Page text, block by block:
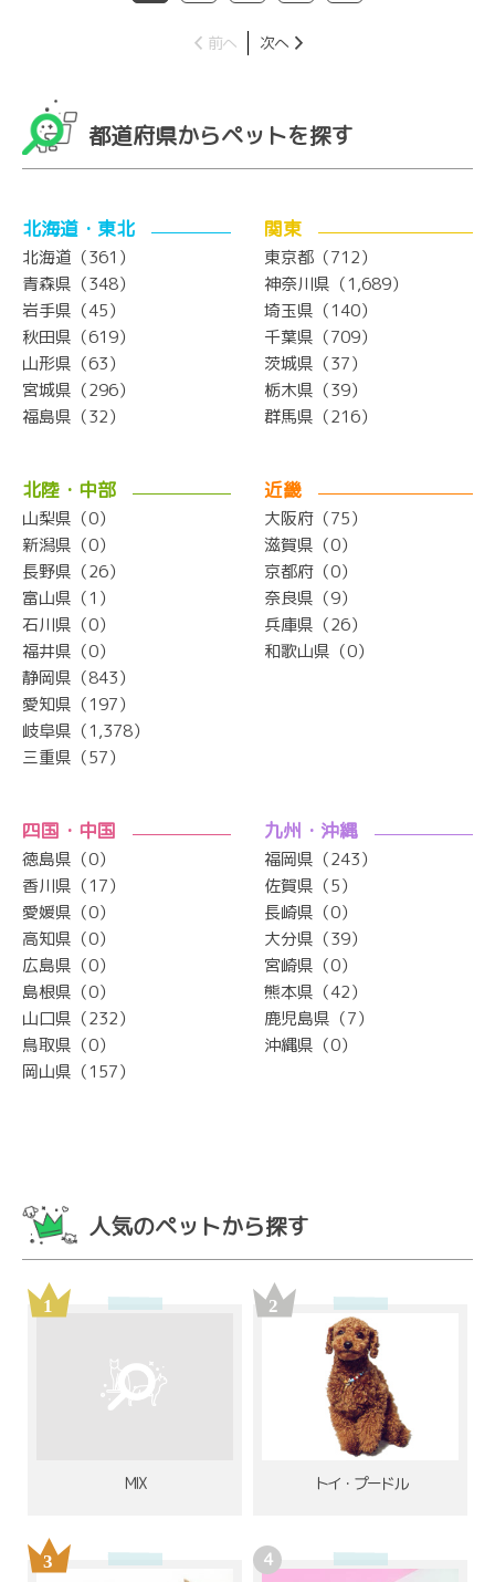
前へ 次へ
都道府県からペットを探す
北海道・東北
北海道（361）
青森県（348）
岩手県（45）
秋田県（619）
山形県（63）
宮城県（296）
福島県（32）
関東
東京都（712）
神奈川県（1,689）
埼玉県（140）
千葉県（709）
茨城県（37）
栃木県（39）
群馬県（216）
北陸・中部
山梨県（0）
新潟県（0）
長野県（26）
富山県（1）
石川県（0）
福井県（0）
静岡県（843）
愛知県（197）
岐阜県（1,378）
三重県（57）
近畿
大阪府（75）
滋賀県（0）
京都府（0）
奈良県（9）
兵庫県（26）
和歌山県（0）
四国・中国
徳島県（0）
香川県（17）
愛媛県（0）
高知県（0）
広島県（0）
島根県（0）
山口県（232）
鳥取県（0）
岡山県（157）
九州・沖縄
福岡県（243）
佐賀県（5）
長崎県（0）
大分県（39）
宮崎県（0）
熊本県（42）
鹿児島県（7）
沖縄県（0）
人気のペットから探す
MIX トイ・プードル